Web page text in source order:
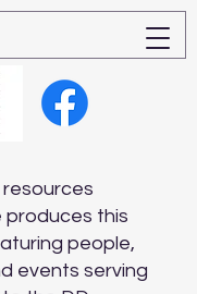
resources
produces this
people,
events serving